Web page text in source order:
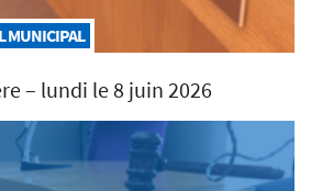
MUNICIPAL
– lundi le 8 juin 2026